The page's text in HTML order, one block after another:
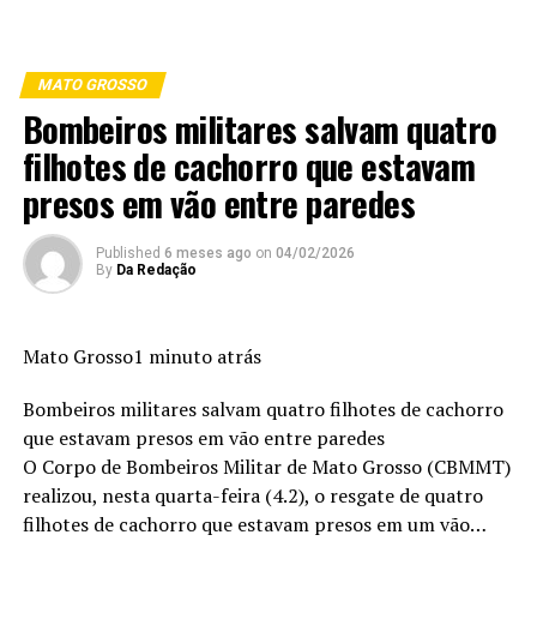
MATO GROSSO
Bombeiros militares salvam quatro
filhotes de cachorro que estavam
presos em vão entre paredes
Published 6 meses ago on 04/02/2026
By Da Redação
Mato Grosso1 minuto atrás
Bombeiros militares salvam quatro filhotes de cachorro
que estavam presos em vão entre paredes
O Corpo de Bombeiros Militar de Mato Grosso (CBMMT)
realizou, nesta quarta-feira (4.2), o resgate de quatro
filhotes de cachorro que estavam presos em um vão…